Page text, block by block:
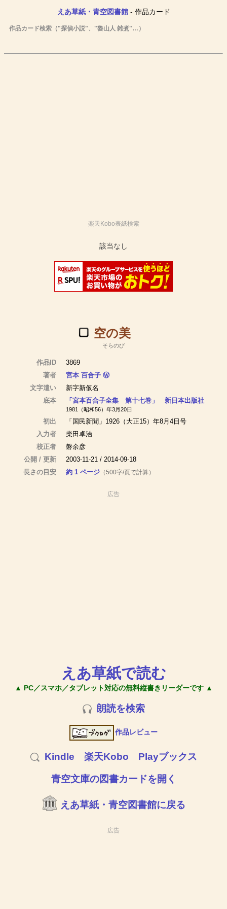
えあ草紙・青空図書館- 作品カード
作品カード検索（"探偵小説"、"魯山人 雑煮"…）
楽天Kobo表紙検索
空の美
そらのび
作品ID
3869
著者
宮本 百合子 Ⓦ
文字遣い
新字新仮名
底本
「宮本百合子全集 第十七巻」 新日本出版社
1981（昭和56）年3月20日
初出
「国民新聞」1926（大正15）年8月4日号
入力者
柴田卓治
校正者
磐余彦
公開 / 更新
2003-11-21 / 2014-09-18
長さの目安
約 1 ページ（500字/頁で計算）
広告
えあ草紙で読む
▲ PC／スマホ／タブレット対応の無料縦書きリーダーです ▲
朗読を検索
作品レビュー
Kindle 楽天Kobo Playブックス
青空文庫の図書カードを開く
えあ草紙・青空図書館に戻る
広告